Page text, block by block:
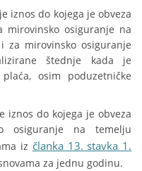
iznos do kojega je obveza
osiguranje na
za mirovinsko osiguranje
štednje kada je
osim poduzetničke
iznos do kojega je obveza
osiguranje na temelju
iz članka 13. stavka 1.
za jednu godinu.